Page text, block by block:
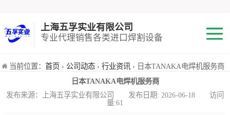
上海五孚实业有限公司
专业代理销售各类进口焊割设备
当前位置： 首页 › 公司动态 › 行业资讯 › 日本TANAKA电焊机服务商
日本TANAKA电焊机服务商
发布来源：上海五孚实业有限公司 发布日期: 2026-06-18 访问
量:61
焊机
切割机